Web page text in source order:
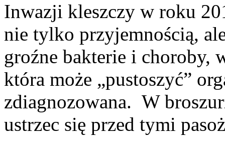
Inwazji kleszczy w roku
nie tylko przyjemnością,
groźne bakterie i choroby,
która może „pustoszyć”
zdiagnozowana. W
ustrzec się przed tymi